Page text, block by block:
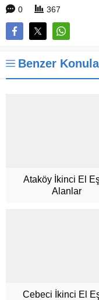
0 367
Benzer
Ataköy İkinci El
Alanlar
Cebeci İkinci El
Müşteri